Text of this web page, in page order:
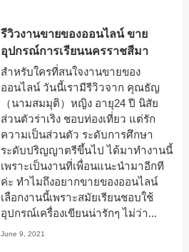
รีวิวงานขายของออนไลน์ ขาย
อุปกรณ์การเรียนนครราชสีมา
สำหรับใครที่สนใจงานขายของ
ออนไลน์ วันนี้เรามีรีวิวจาก คุณธัญ
（นามสมมุติ）หญิง อายุ24 ปี นิสัย
ส่วนตัวร่าเริง ชอบท่องเที่ยว แต่รัก
ความเป็นส่วนตัว ระดับการศึกษา
ระดับปริญญาตรีขึ้นไป ได้มาทำงานนี้
เพราะเป็นงานที่เพื่อนแนะนำมาอีกที
ค่ะ ทำไมถึงอยากขายของออนไลน์
เลือกงานนี้เพราะสมัยเรียนชอบใช้
อุปกรณ์เครื่องเขียนน่ารักๆ ไม่ว่า...
June 9, 2021